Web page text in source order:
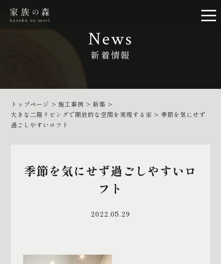
News
新着情報
トップページ >施工事例 >新築 >
大きな二階リビングで開放的な空間を実現する家 > 季節を気にせず
過ごしやすいロフト
季節を気にせず過ごしやすいロ
フト
2022.05.29